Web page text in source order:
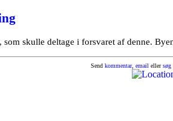
som skulle deltage i forsvaret af denne.
Send kommentar, email ellersøg